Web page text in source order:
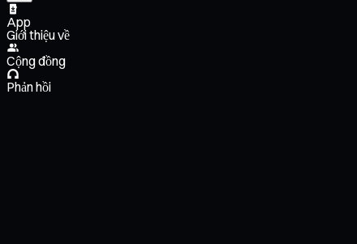
App
Giới thiệu về
Cộng đồng
Phản hồi